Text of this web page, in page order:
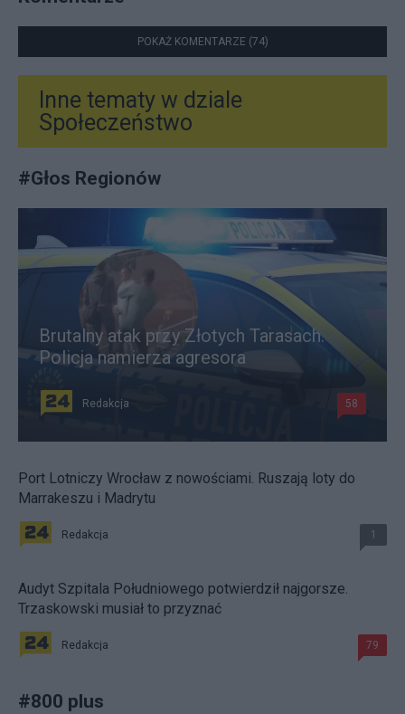
POKAŻ KOMENTARZE (74)
Inne tematy w dziale
Społeczeństwo
#Głos Regionów
Brutalny atak przy Złotych Tarasach.
Policja namierza agresora
Redakcja 58
Port Lotniczy Wrocław z nowościami. Ruszają loty do
Marrakeszu i Madrytu
Redakcja 1
Audyt Szpitala Południowego potwierdził najgorsze.
Trzaskowski musiał to przyznać
Redakcja 79
#800 plus